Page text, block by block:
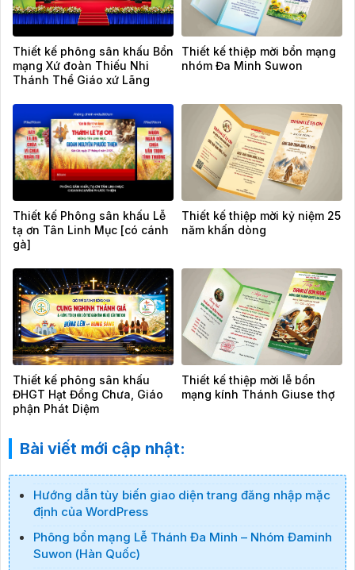
Thiết kế phông sân khấu Bổn
mạng Xứ đoàn Thiếu Nhi
Thánh Thể Giáo xứ Lãng
Thiết kế thiệp mời bổn mạng
nhóm Đa Minh Suwon
Thiết kế Phông sân khấu Lễ
tạ ơn Tân Linh Mục [có cánh
gà]
Thiết kế thiệp mời kỷ niệm 25
năm khấn dòng
Thiết kế phông sân khấu
ĐHGT Hạt Đồng Chưa, Giáo
phận Phát Diệm
Thiết kế thiệp mời lễ bổn
mạng kính Thánh Giuse thợ
Bài viết mới cập nhật:
Hướng dẫn tùy biến giao diện trang đăng nhập mặc
định của WordPress
Phông bổn mạng Lễ Thánh Đa Minh – Nhóm Đaminh
Suwon (Hàn Quốc)